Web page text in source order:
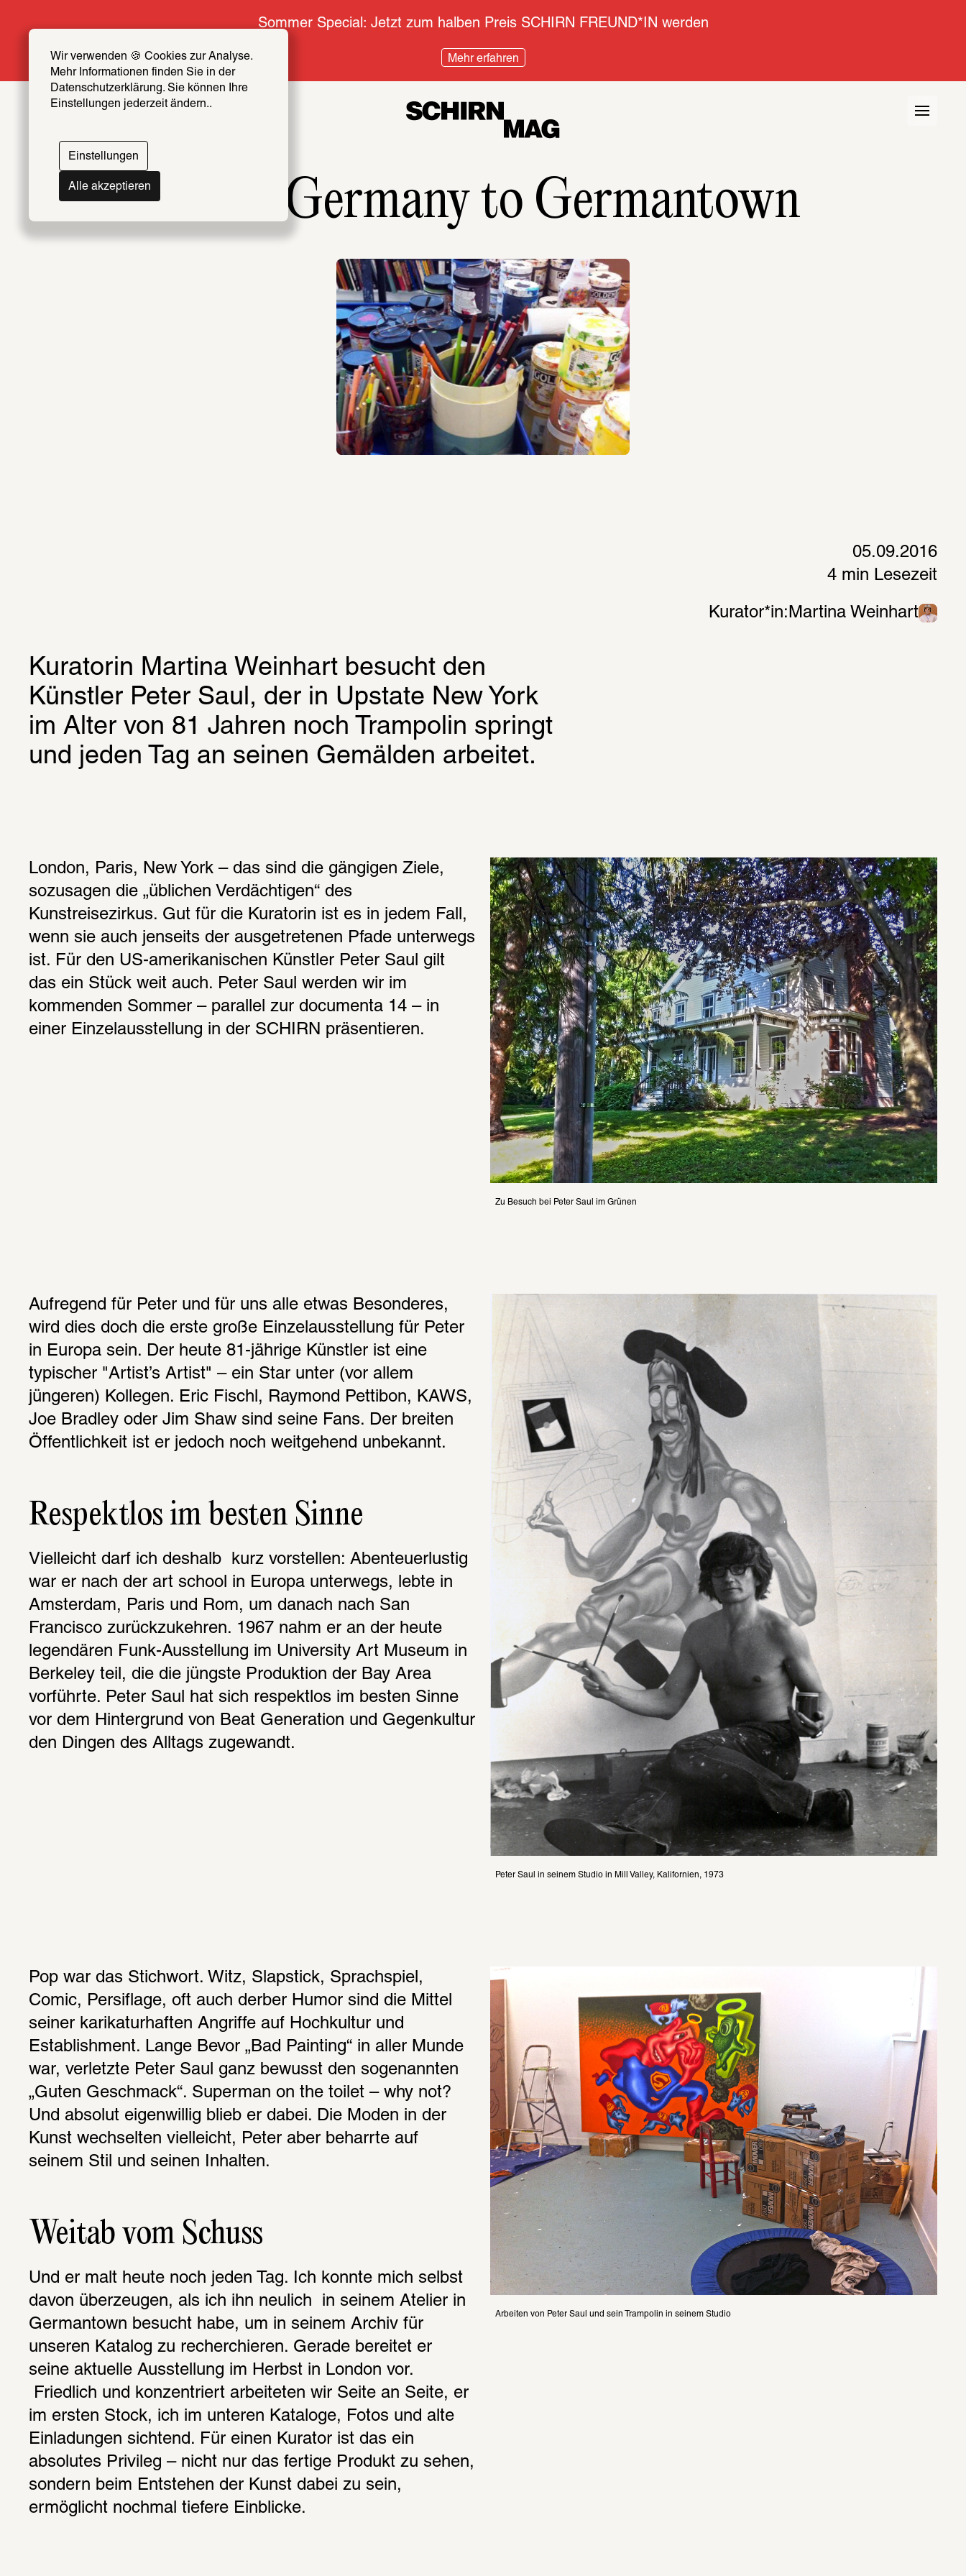
Wir verwenden 🍪 Cookies zur Analyse.
Mehr Informationen finden Sie in der
Datenschutzerklärung. Sie können Ihre
Einstellungen jederzeit ändern..
Einstellungen
Alle akzeptieren
Sommer Special: Jetzt zum halben Preis SCHIRN FREUND*IN werden
Mehr erfahren
From Germany to Germantown
05.09.2016
4 min Lesezeit
Kurator*in: Martina Weinhart
Kuratorin Martina Weinhart besucht den
Künstler Peter Saul, der in Upstate New York
im Alter von 81 Jahren noch Trampolin springt
und jeden Tag an seinen Gemälden arbeitet.
London, Paris, New York – das sind die gängigen Ziele,
sozusagen die „üblichen Verdächtigen“ des
Kunstreisezirkus. Gut für die Kuratorin ist es in jedem Fall,
wenn sie auch jenseits der ausgetretenen Pfade unterwegs
ist. Für den US-amerikanischen Künstler Peter Saul gilt
das ein Stück weit auch. Peter Saul werden wir im
kommenden Sommer – parallel zur documenta 14 – in
einer Einzelausstellung in der SCHIRN präsentieren.
Zu Besuch bei Peter Saul im Grünen
Aufregend für Peter und für uns alle etwas Besonderes,
wird dies doch die erste große Einzelausstellung für Peter
in Europa sein. Der heute 81-jährige Künstler ist eine
typischer "Artist’s Artist" – ein Star unter (vor allem
jüngeren) Kollegen. Eric Fischl, Raymond Pettibon, KAWS,
Joe Bradley oder Jim Shaw sind seine Fans. Der breiten
Öffentlichkeit ist er jedoch noch weitgehend unbekannt.
Respektlos im besten Sinne
Vielleicht darf ich deshalb  kurz vorstellen: Abenteuerlustig
war er nach der art school in Europa unterwegs, lebte in
Amsterdam, Paris und Rom, um danach nach San
Francisco zurückzukehren. 1967 nahm er an der heute
legendären Funk-Ausstellung im University Art Museum in
Berkeley teil, die die jüngste Produktion der Bay Area
vorführte. Peter Saul hat sich respektlos im besten Sinne
vor dem Hintergrund von Beat Generation und Gegenkultur
den Dingen des Alltags zugewandt.
Peter Saul in seinem Studio in Mill Valley, Kalifornien, 1973
Pop war das Stichwort. Witz, Slapstick, Sprachspiel,
Comic, Persiflage, oft auch derber Humor sind die Mittel
seiner karikaturhaften Angriffe auf Hochkultur und
Establishment. Lange Bevor „Bad Painting“ in aller Munde
war, verletzte Peter Saul ganz bewusst den sogenannten
„Guten Geschmack“. Superman on the toilet – why not?
Und absolut eigenwillig blieb er dabei. Die Moden in der
Kunst wechselten vielleicht, Peter aber beharrte auf
seinem Stil und seinen Inhalten.
Weitab vom Schuss
Und er malt heute noch jeden Tag. Ich konnte mich selbst
davon überzeugen, als ich ihn neulich  in seinem Atelier in
Germantown besucht habe, um in seinem Archiv für
unseren Katalog zu recherchieren. Gerade bereitet er
seine aktuelle Ausstellung im Herbst in London vor.
Friedlich und konzentriert arbeiteten wir Seite an Seite, er
im ersten Stock, ich im unteren Kataloge, Fotos und alte
Einladungen sichtend. Für einen Kurator ist das ein
absolutes Privileg – nicht nur das fertige Produkt zu sehen,
sondern beim Entstehen der Kunst dabei zu sein,
ermöglicht nochmal tiefere Einblicke.
Arbeiten von Peter Saul und sein Trampolin in seinem Studio